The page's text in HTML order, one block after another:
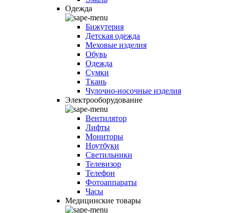
Одежда
Бижутерия
Детская одежда
Меховые изделия
Обувь
Одежда
Сумки
Ткань
Чулочно-носочные изделия
Электрооборудование
Вентилятор
Лифты
Мониторы
Ноутбуки
Светильники
Телевизор
Телефон
Фотоаппараты
Часы
Медицинские товары